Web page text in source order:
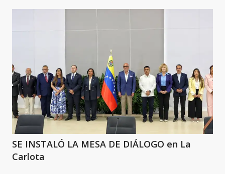
SE INSTALÓ LA MESA DE DIÁLOGO en La
Carlota